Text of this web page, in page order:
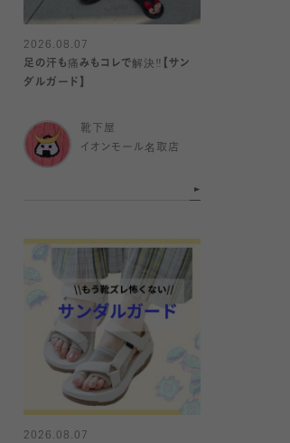
2026.08.07
足の汗も痛みもコレで解決‼️【サン
ダルガード】
靴下屋
イオンモール名取店
2026.08.07